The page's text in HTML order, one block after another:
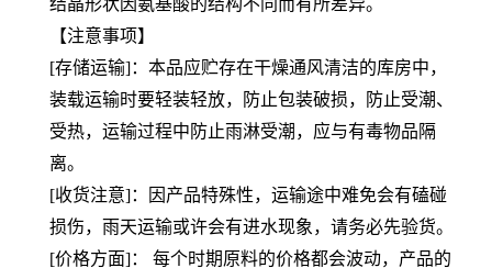
【注意事项】
[存储运输]：本品应贮存在干燥通风清洁的库房中，
装载运输时要轻装轻放，防止包装破损，防止受潮、
受热，运输过程中防止雨淋受潮，应与有毒物品隔
离。
[收货注意]：因产品特殊性，运输途中难免会有磕碰
损伤，雨天运输或许会有进水现象，请务必先验货。
[价格方面]： 每个时期原料的价格都会波动，产品的